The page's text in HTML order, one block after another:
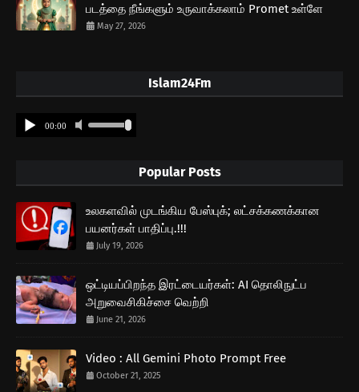
படத்தை நீங்களும் உருவாக்கலாம் Promet உள்ளே
May 27, 2026
Islam24Fm
Popular Posts
உலகளவில் முடங்கிய பேஸ்புக்; லட்சக்கணக்கான
பயனர்கள் பாதிப்பு.!!!
July 19, 2026
ஒட்டியப்பிறந்த இரட்டையர்கள்: AI தொலிநுட்ப
அறுவைசிகிச்சை வெற்றி
June 21, 2026
Video : All Gemini Photo Prompt Free
October 21, 2025